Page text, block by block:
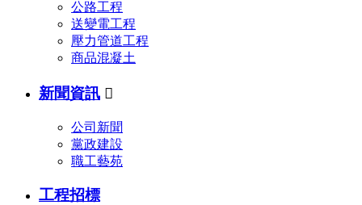
公路工程
送變電工程
壓力管道工程
商品混凝土
新聞資訊 
公司新聞
黨政建設
職工藝苑
工程招標